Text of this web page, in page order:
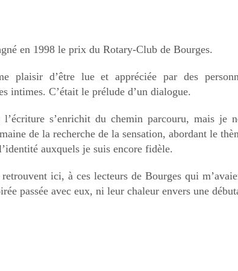
en 1998 le prix du Rotary-Club de Bourges.
plaisir d’être lue et appréciée par des
intimes. C’était le prélude d’un dialogue.
l’écriture s’enrichit du chemin parcouru, mais je
de la recherche de la sensation, abordant le
auxquels je suis encore fidèle.
ici, à ces lecteurs de Bourges qui
passée avec eux, ni leur chaleur envers une